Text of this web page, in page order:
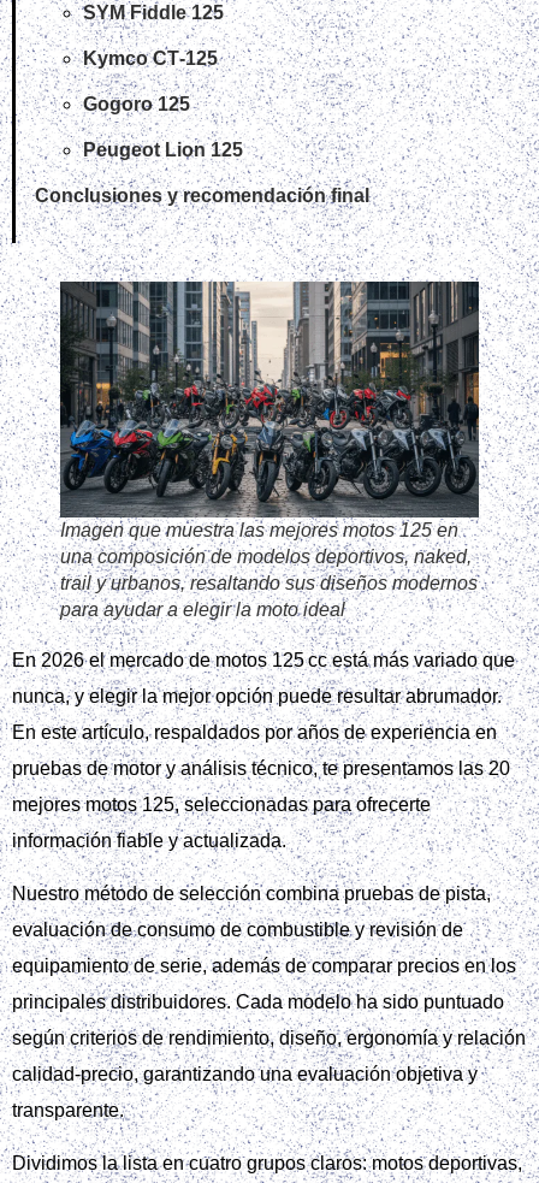
SYM Fiddle 125
Kymco CT‑125
Gogoro 125
Peugeot Lion 125
Conclusiones y recomendación final
Imagen que muestra las mejores motos 125 en
una composición de modelos deportivos, naked,
trail y urbanos, resaltando sus diseños modernos
para ayudar a elegir la moto ideal
En 2026 el mercado de motos 125 cc está más variado que
nunca, y elegir la mejor opción puede resultar abrumador.
En este artículo, respaldados por años de experiencia en
pruebas de motor y análisis técnico, te presentamos las 20
mejores motos 125, seleccionadas para ofrecerte
información fiable y actualizada.
Nuestro método de selección combina pruebas de pista,
evaluación de consumo de combustible y revisión de
equipamiento de serie, además de comparar precios en los
principales distribuidores. Cada modelo ha sido puntuado
según criterios de rendimiento, diseño, ergonomía y relación
calidad‑precio, garantizando una evaluación objetiva y
transparente.
Dividimos la lista en cuatro grupos claros: motos deportivas,